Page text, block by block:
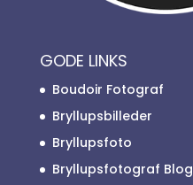
GODE LINKS
Boudoir Fotograf
Bryllupsbilleder
Bryllupsfoto
Bryllupsfotograf Blog